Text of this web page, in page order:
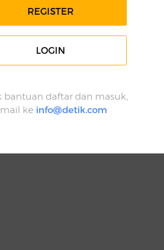
REGISTER
LOGIN
bantuan daftar dan masuk,
ke info@detik.com